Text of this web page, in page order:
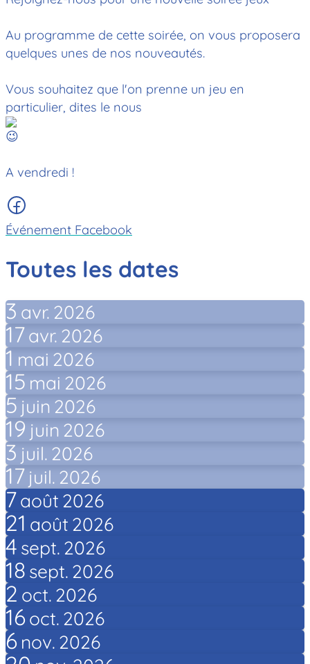
Au programme de cette soirée, on vous proposera
quelques unes de nos nouveautés.
Vous souhaitez que l'on prenne un jeu en
particulier, dites le nous
A vendredi !
Événement Facebook
Toutes les dates
3 avr. 2026
17avr. 2026
1 mai 2026
15 mai 2026
5 juin 2026
19 juin 2026
3 juil. 2026
17 juil. 2026
7août 2026
21 août 2026
4 sept. 2026
18 sept. 2026
2 oct. 2026
16 oct. 2026
6 nov. 2026